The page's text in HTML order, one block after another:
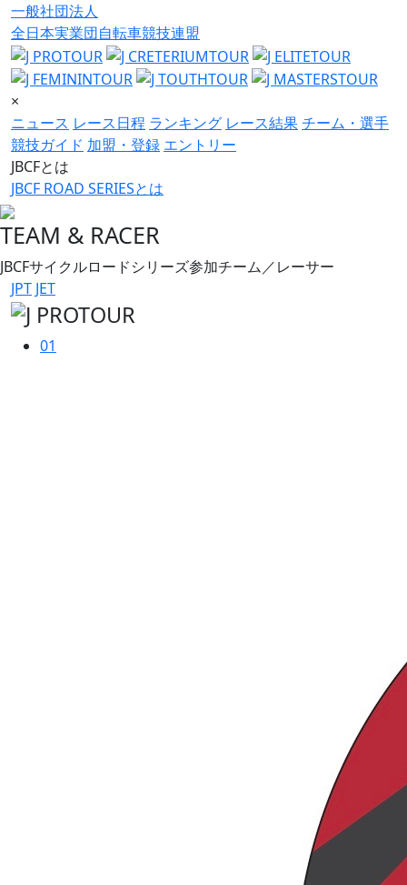
一般社団法人
全日本実業団自転車競技連盟
×
ニュース レース日程 ランキング レース結果チーム・選手
競技ガイド 加盟・登録 エントリー
JBCFとは
JBCF ROAD SERIESとは
TEAM & RACER
JBCFサイクルロードシリーズ参加チーム／レーサー
JPT JET
01